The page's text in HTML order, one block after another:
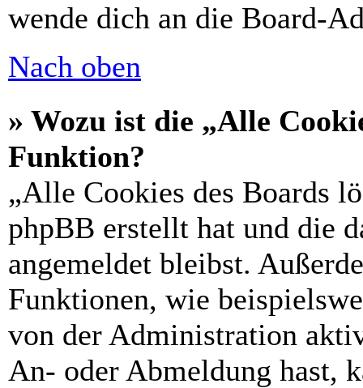
wende dich an die Board-
Nach oben
» Wozu ist die „Alle
Funktion?
„Alle Cookies des Boards
phpBB erstellt hat und die
angemeldet bleibst.
Funktionen, wie
von der Administration
An- oder Abmeldung hast,